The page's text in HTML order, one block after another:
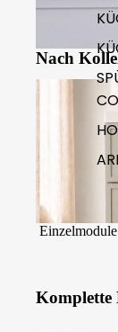
Nach
Komplette